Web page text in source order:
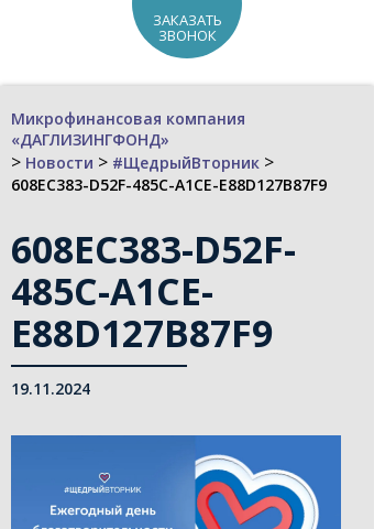
ЗАКАЗАТЬ
ЗВОНОК
Микрофинансовая компания
«ДАГЛИЗИНГФОНД»
> Новости > #ЩедрыйВторник >
608EC383-D52F-485C-A1CE-E88D127B87F9
608EC383-D52F-
485C-A1CE-
E88D127B87F9
19.11.2024